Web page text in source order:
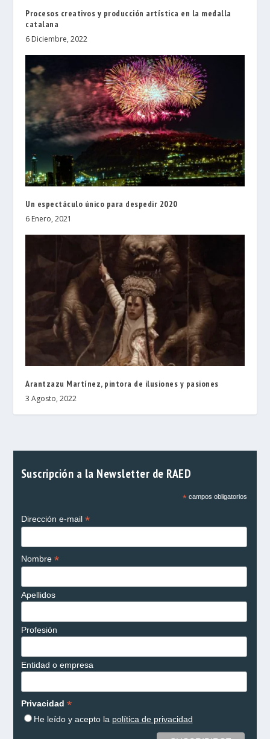
Procesos creativos y producción artística en la medalla
catalana
6 Diciembre, 2022
Un espectáculo único para despedir 2020
6 Enero, 2021
Arantzazu Martínez, pintora de ilusiones y pasiones
3 Agosto, 2022
Suscripción a la Newsletter de RAED
*campos obligatorios
Dirección e-mail *
Nombre *
Apellidos
Profesión
Entidad o empresa
Privacidad *
He leído y acepto la política de privacidad